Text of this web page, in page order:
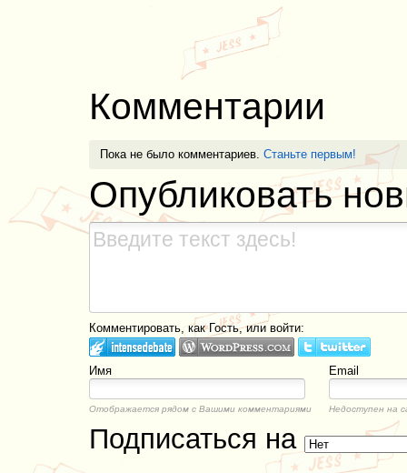
Комментарии
Пока не было комментариев. Станьте первым!
Опубликовать
Комментировать, как Гость, или войти:
Имя Email
Отображается рядом с Вашими комментариями Недоступен на
Подписаться на